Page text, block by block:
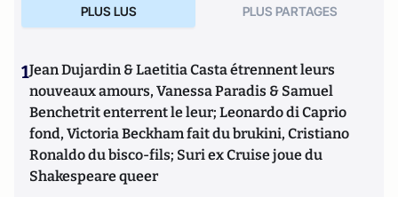
PLUS LUS PLUS PARTAGES
1Jean Dujardin & Laetitia Casta étrennent leurs
nouveaux amours, Vanessa Paradis & Samuel
Benchetrit enterrent le leur; Leonardo di Caprio
fond, Victoria Beckham fait du brukini, Cristiano
Ronaldo du bisco-fils; Suri ex Cruise joue du
Shakespeare queer